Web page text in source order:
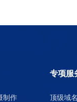
制作
专项服
顶级域名